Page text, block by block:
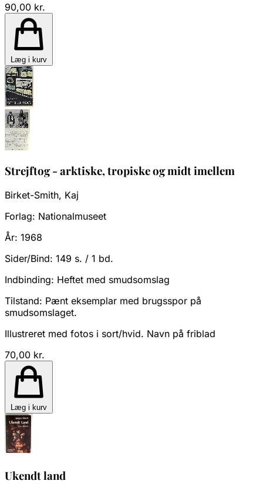
90,00 kr.
Læg i kurv
Strejftog - arktiske, tropiske og midt imellem
Birket-Smith, Kaj
Forlag: Nationalmuseet
År: 1968
Sider/Bind: 149 s. / 1 bd.
Indbinding: Heftet med smudsomslag
Tilstand: Pænt eksemplar med brugsspor på
smudsomslaget.
Illustreret med fotos i sort/hvid. Navn på friblad
70,00 kr.
Læg i kurv
Ukendt land